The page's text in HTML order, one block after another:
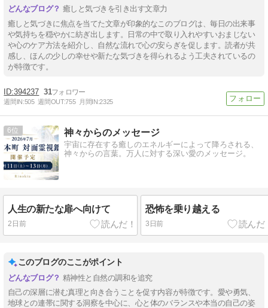
癒しと気づきを引き出す文章力
癒しと気づきに焦点を当てた文章が印象的なこのブログは、毎日の出来事
や気持ちを穏やかに紡ぎ出します。日常の中で取り入れやすいおまじない
や心のケア方法を紹介し、自然な流れで心の安らぎを促します。読者が共
感し、ほんの少しの幸せや新たな気づきを得られるよう工夫されているの
が特徴です。
394237 31
週間IN:505 週間OUT:755 月間IN:2325
6 神々からのメッセージ
宇宙に存在する癒しのエネルギーによって降ろされる、
神々からの言葉。万人に対する深い愛のメッセージ。
人生の新たな扉へ向けて
2日前
恐怖を乗り越える
3日前
このブログのここがポイント
精神性と自然の調和を追究
自己の深層に潜む真理と向き合うことを促す内容が特徴です。愛や勇気、
地球との連帯に関する洞察を中心に、心と体のバランスや本当の自己の姿